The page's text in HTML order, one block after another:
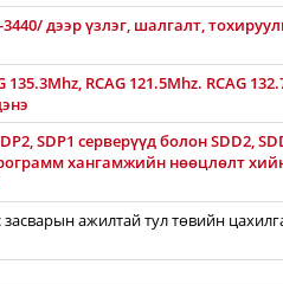
дээр үзлэг, шалгалт,
135.3Mhz, RCAG 121.5Mhz. RCAG
SDP1 серверүүд болон SDD2,
хангамжийн нөөцлөлт
ажилтай тул төвийн